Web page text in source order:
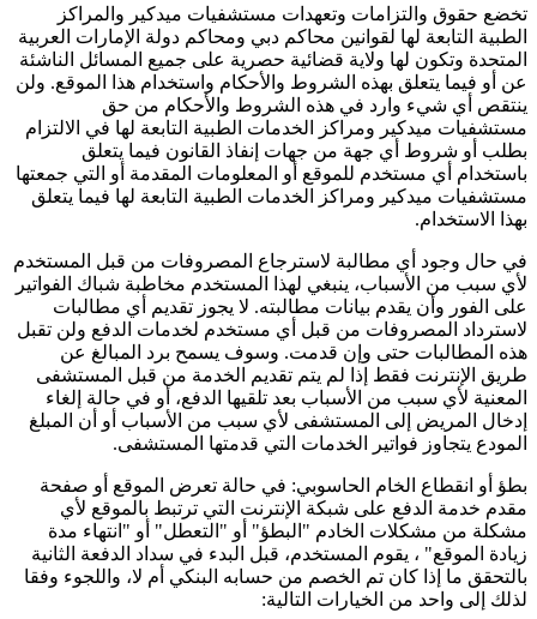
تخضع حقوق والتزامات وتعهدات مستشفيات ميدكير والمراكز
الطبية التابعة لها لقوانين محاكم دبي ومحاكم دولة الإمارات العربية
المتحدة وتكون لها ولاية قضائية حصرية على جميع المسائل الناشئة
عن أو فيما يتعلق بهذه الشروط والأحكام واستخدام هذا الموقع. ولن
ينتقص أي شيء وارد في هذه الشروط والأحكام من حق
مستشفيات ميدكير ومراكز الخدمات الطبية التابعة لها في الالتزام
بطلب أو شروط أي جهة من جهات إنفاذ القانون فيما يتعلق
باستخدام أي مستخدم للموقع أو المعلومات المقدمة أو التي جمعتها
مستشفيات ميدكير ومراكز الخدمات الطبية التابعة لها فيما يتعلق
بهذا الاستخدام.
في حال وجود أي مطالبة لاسترجاع المصروفات من قبل المستخدم
لأي سبب من الأسباب، ينبغي لهذا المستخدم مخاطبة شباك الفواتير
على الفور وأن يقدم بيانات مطالبته. لا يجوز تقديم أي مطالبات
لاسترداد المصروفات من قبل أي مستخدم لخدمات الدفع ولن تقبل
هذه المطالبات حتى وإن قدمت. وسوف يسمح برد المبالغ عن
طريق الإنترنت فقط إذا لم يتم تقديم الخدمة من قبل المستشفى
المعنية لأي سبب من الأسباب بعد تلقيها الدفع، أو في حالة إلغاء
إدخال المريض إلى المستشفى لأي سبب من الأسباب أو أن المبلغ
المودع يتجاوز فواتير الخدمات التي قدمتها المستشفى.
بطؤ أو انقطاع الخام الحاسوبي: في حالة تعرض الموقع أو صفحة
مقدم خدمة الدفع على شبكة الإنترنت التي ترتبط بالموقع لأي
مشكلة من مشكلات الخادم "البطؤ" أو "التعطل" أو "انتهاء مدة
زيادة الموقع" ، يقوم المستخدم، قبل البدء في سداد الدفعة الثانية
بالتحقق ما إذا كان تم الخصم من حسابه البنكي أم لا، واللجوء وفقا
لذلك إلى واحد من الخيارات التالية: